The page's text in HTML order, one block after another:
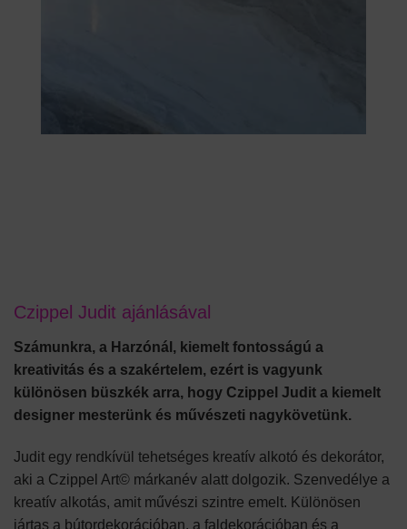
Czippel Judit ajánlásával
Számunkra, a Harzónál, kiemelt fontosságú a
kreativitás és a szakértelem, ezért is vagyunk
különösen büszkék arra, hogy Czippel Judit a kiemelt
designer mesterünk és művészeti nagykövetünk.
Judit egy rendkívül tehetséges kreatív alkotó és dekorátor,
aki a Czippel Art© márkanév alatt dolgozik. Szenvedélye a
kreatív alkotás, amit művészi szintre emelt. Különösen
jártas a bútordekorációban, a faldekorációban és a